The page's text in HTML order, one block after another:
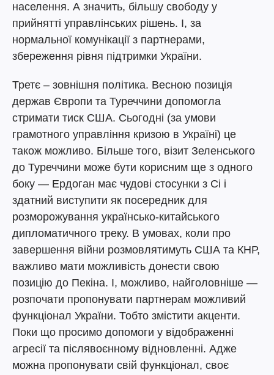
населення. А значить, більшу свободу у
прийнятті управлінських рішень. І, за
нормальної комунікації з партнерами,
збереження рівня підтримки України.
Третє – зовнішня політика. Весною позиція
держав Європи та Туреччини допомогла
стримати тиск США. Сьогодні (за умови
грамотного управління кризою в Україні) це
також можливо. Більше того, візит Зеленського
до Туреччини може бути корисним ще з одного
боку — Ердоган має чудові стосунки з Сі і
здатний виступити як посередник для
розморожування українсько-китайського
дипломатичного треку. В умовах, коли про
завершення війни розмовлятимуть США та КНР,
важливо мати можливість донести свою
позицію до Пекіна. І, можливо, найголовніше —
розпочати пропонувати партнерам можливий
функціонал України. Тобто змістити акценти.
Поки що просимо допомоги у відображенні
агресії та післявоєнному відновленні. Адже
можна пропонувати свій функціонал, своє